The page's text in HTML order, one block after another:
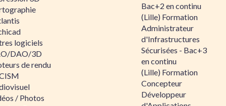
logiciels
DAO/3D
de rendu
/ Photos
Bac+2 en continu
(Lille) Formation
Administrateur
d'Infrastructures
Sécurisées - Bac+3
en continu
(Lille) Formation
Concepteur
Développeur